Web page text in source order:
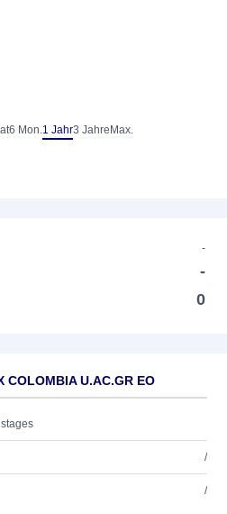
6 Mon.1 Jahr3 Jahre Max.
-
-
0
U.AC.GR EO
/
/